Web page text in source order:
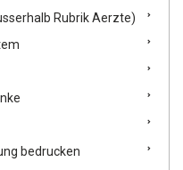
Rubrik Aerzte)
bedrucken